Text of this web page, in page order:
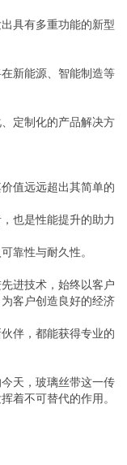
具有多重功能的新型
新能源、智能制造等
定制化的产品解决方
值远远超出其简单的
也是性能提升的助力
靠性与耐久性。
进技术，始终以客户
客户创造良好的经济
伴，都能获得专业的
天，玻璃丝带这一传
着不可替代的作用。